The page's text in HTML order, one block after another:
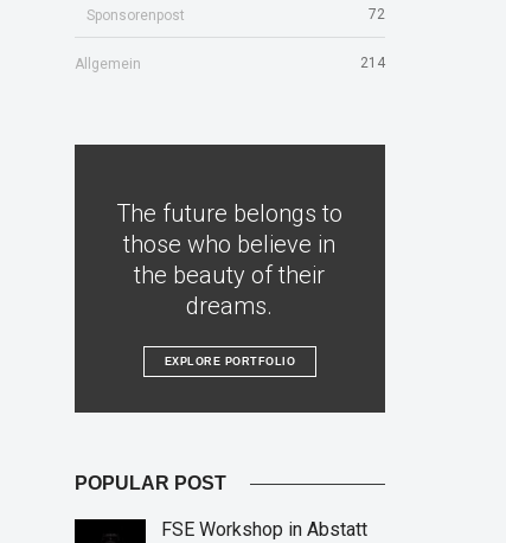
Sponsorenpost 72
Allgemein 214
The future belongs to
those who believe in
the beauty of their
dreams.
EXPLORE PORTFOLIO
POPULAR POST
FSE Workshop in Abstatt